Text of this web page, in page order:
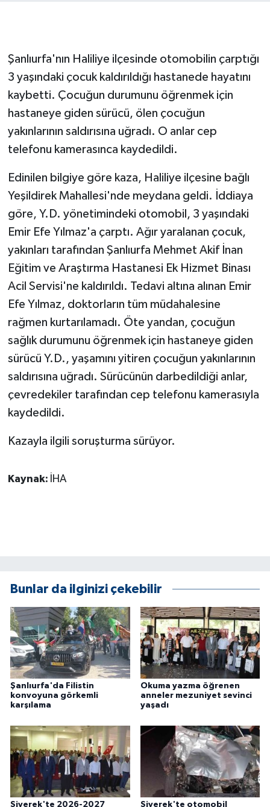
Şanlıurfa'nın Haliliye ilçesinde otomobilin çarptığı
3 yaşındaki çocuk kaldırıldığı hastanede hayatını
kaybetti. Çocuğun durumunu öğrenmek için
hastaneye giden sürücü, ölen çocuğun
yakınlarının saldırısına uğradı. O anlar cep
telefonu kamerasınca kaydedildi.
Edinilen bilgiye göre kaza, Haliliye ilçesine bağlı
Yeşildirek Mahallesi'nde meydana geldi. İddiaya
göre, Y.D. yönetimindeki otomobil, 3 yaşındaki
Emir Efe Yılmaz'a çarptı. Ağır yaralanan çocuk,
yakınları tarafından Şanlıurfa Mehmet Akif İnan
Eğitim ve Araştırma Hastanesi Ek Hizmet Binası
Acil Servisi'ne kaldırıldı. Tedavi altına alınan Emir
Efe Yılmaz, doktorların tüm müdahalesine
rağmen kurtarılamadı. Öte yandan, çocuğun
sağlık durumunu öğrenmek için hastaneye giden
sürücü Y.D., yaşamını yitiren çocuğun yakınlarının
saldırısına uğradı. Sürücünün darbedildiği anlar,
çevredekiler tarafından cep telefonu kamerasıyla
kaydedildi.
Kazayla ilgili soruşturma sürüyor.
Kaynak: İHA
Bunlar da ilginizi çekebilir
Şanlıurfa'da Filistin
konvoyuna görkemli
karşılama
Okuma yazma öğrenen
anneler mezuniyet sevinci
yaşadı
Siverek'te 2026-2027 Siverek'te otomobil
GÜNDEM
HABERDE İNSAN
İNSAN
İş Dünyası
Jandarma
KÜLTÜR SANAT
MAGAZİN
POLİTİKA
Sağlık
YEREL
Yerel Haberler